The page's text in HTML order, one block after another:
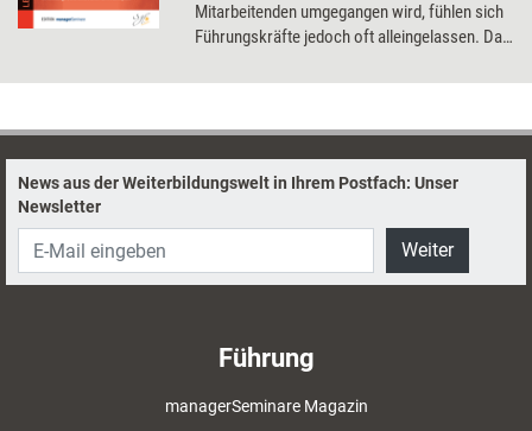
Mitarbeitenden umgegangen wird, fühlen sich
Führungskräfte jedoch oft alleingelassen. Das
Führungskräfte selbst Folgen haben. Dieses
Sie bei der Umsetzung in den Berufsalltag.
Inklusive 37 digitaler Handouts, um die Inhalte
nah am eigenen Arbeitsalltag zu vertiefen.
News aus der Weiterbildungswelt in Ihrem Postfach: Unser
Newsletter
Weiter
Führung
managerSeminare Magazin